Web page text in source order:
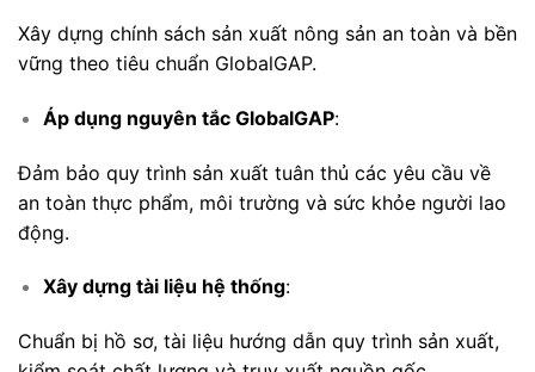
Xây dựng chính sách sản xuất nông sản an toàn và bền
vững theo tiêu chuẩn GlobalGAP.
Áp dụng nguyên tắc GlobalGAP:
Đảm bảo quy trình sản xuất tuân thủ các yêu cầu về
an toàn thực phẩm, môi trường và sức khỏe người lao
động.
Xây dựng tài liệu hệ thống:
Chuẩn bị hồ sơ, tài liệu hướng dẫn quy trình sản xuất,